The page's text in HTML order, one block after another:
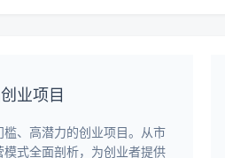
业项目
、高潜力的创业项目。从市
式全面剖析，为创业者提供